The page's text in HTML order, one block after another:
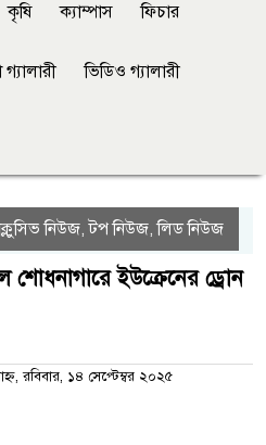
কৃষি ক্যাম্পাস ফিচার
ভিডিও গ্যালারী
নিউজ,টপ নিউজ,লিড নিউজ
ইউক্রেনের ড্রোন
রবিবার, ১৪ সেপ্টেম্বর ২০২৫